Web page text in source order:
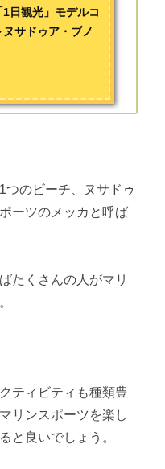
1日観光」モデルコ
サドゥア・ブノ
つのビーチ、ヌサドゥ
ーツのメッカと呼ば
たくさんの人がマリ
ティビティも種類豊
リンスポーツを楽し
と良いでしょう。